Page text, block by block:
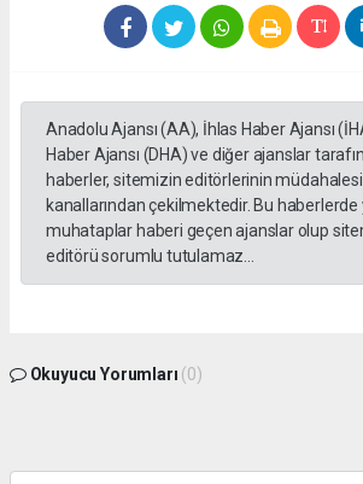
Anadolu Ajansı (AA), İhlas Haber Ajansı
Haber Ajansı (DHA) ve diğer ajanslar
haberler, sitemizin editörlerinin
kanallarından çekilmektedir. Bu
muhataplar haberi geçen ajanslar olup
editörü sorumlu tutulamaz...
Okuyucu Yorumları (0)